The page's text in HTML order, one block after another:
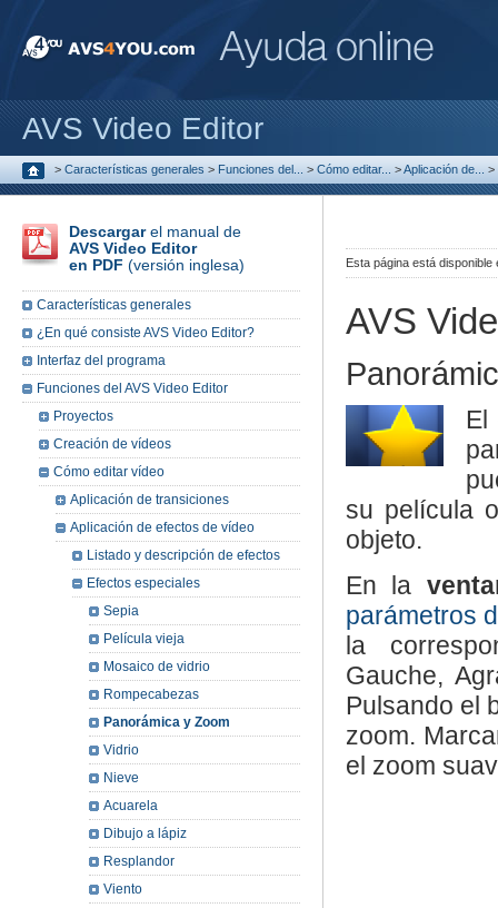
AVS Video Editor
> Características generales > Funciones del... > Cómo editar... >Aplicación de... >
Esta página está disponible
AVS
El
su película
objeto.
En la
parámetros
la
Gauche,
Pulsando el
zoom.
el zoom
Descargarel manual de
AVS Video Editor
en PDF (versión inglesa)
Características generales
¿En qué consiste AVS Video Editor?
Interfaz del programa
Funciones del AVS Video Editor
Proyectos
Creación de vídeos
Cómo editar vídeo
Aplicación de transiciones
Aplicación de efectos de vídeo
Listado y descripción de efectos
Efectos especiales
Sepia
Película vieja
Mosaico de vidrio
Rompecabezas
Panorámica y Zoom
Vidrio
Nieve
Acuarela
Dibujo a lápiz
Resplandor
Viento